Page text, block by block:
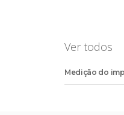
Ver todos
Medição do